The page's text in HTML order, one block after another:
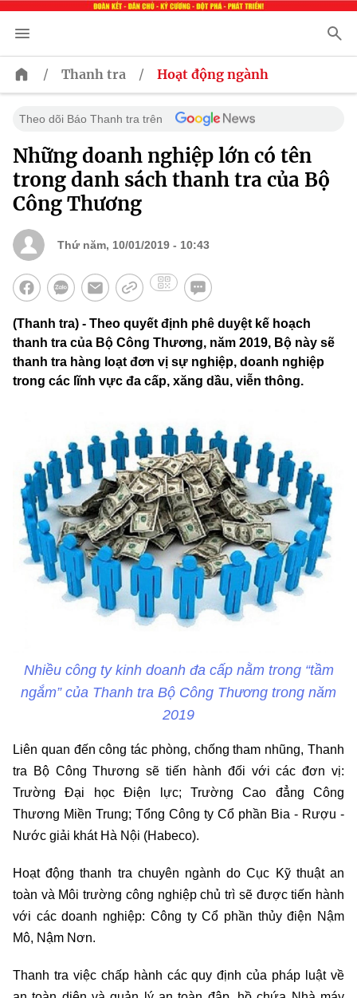
/ Thanh tra / Hoạt động ngành
Theo dõi Báo Thanh tra trên
Những doanh nghiệp lớn có tên
trong danh sách thanh tra của Bộ
Công Thương
Thứ năm, 10/01/2019 - 10:43
(Thanh tra) - Theo quyết định phê duyệt kế hoạch
thanh tra của Bộ Công Thương, năm 2019, Bộ này sẽ
thanh tra hàng loạt đơn vị sự nghiệp, doanh nghiệp
trong các lĩnh vực đa cấp, xăng dầu, viễn thông.
Nhiều công ty kinh doanh đa cấp nằm trong “tầm
ngắm” của Thanh tra Bộ Công Thương trong năm
2019
Liên quan đến công tác phòng, chống tham nhũng, Thanh
tra Bộ Công Thương sẽ tiến hành đối với các đơn vị:
Trường Đại học Điện lực; Trường Cao đẳng Công
Thương Miền Trung; Tổng Công ty Cổ phần Bia - Rượu -
Nước giải khát Hà Nội (Habeco).
Hoạt động thanh tra chuyên ngành do Cục Kỹ thuật an
toàn và Môi trường công nghiệp chủ trì sẽ được tiến hành
với các doanh nghiệp: Công ty Cổ phần thủy điện Nậm
Mô, Nậm Nơn.
Thanh tra việc chấp hành các quy định của pháp luật về